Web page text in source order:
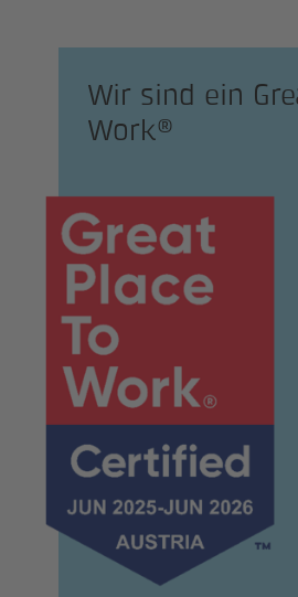
Wir sind ein
Work®